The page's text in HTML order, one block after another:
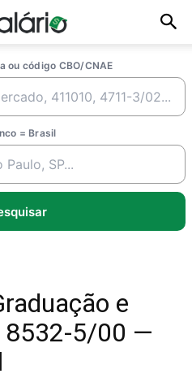
ou código CBO/CNAE
= Brasil
e
8532-5/00 —